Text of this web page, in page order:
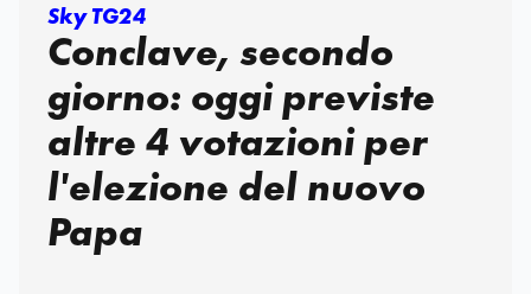
Sky TG24
Conclave, secondo
giorno: oggi previste
altre 4 votazioni per
l'elezione del nuovo
Papa